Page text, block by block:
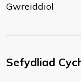
Gwreiddiol
Sefydliad